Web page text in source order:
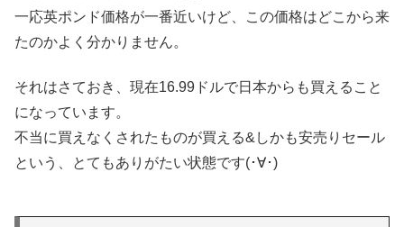
一応英ポンド価格が一番近いけど、この価格はどこから来
たのかよく分かりません。
それはさておき、現在16.99ドルで日本からも買えること
になっています。
不当に買えなくされたものが買える&しかも安売りセール
という、とてもありがたい状態です(･∀･)